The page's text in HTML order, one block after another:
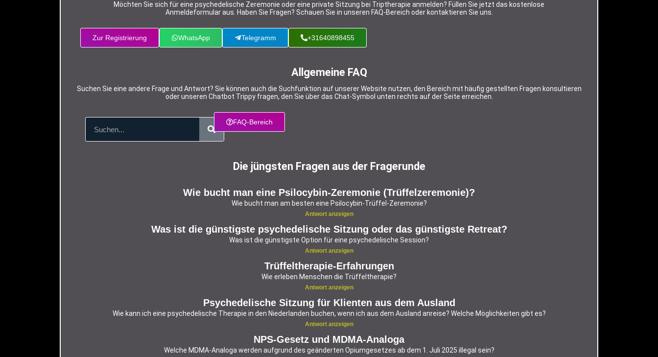
Möchten Sie sich für eine psychedelische Zeremonie oder eine private Sitzung bei Triptherapie anmelden? Füllen Sie jetzt das kostenlose
Anmeldeformular aus. Haben Sie Fragen? Schauen Sie in unseren FAQ-Bereich oder kontaktieren Sie uns.
Zur Registrierung WhatsApp Telegramm +31640898455
Allgemeine FAQ
Suchen Sie eine andere Frage und Antwort? Sie können auch die Suchfunktion auf unserer Website nutzen, den Bereich mit häufig gestellten Fragen konsultieren
oder unseren Chatbot Trippy fragen, den Sie über das Chat-Symbol unten rechts auf der Seite erreichen.
FAQ-Bereich
Die jüngsten Fragen aus der Fragerunde
Wie bucht man eine Psilocybin-Zeremonie (Trüffelzeremonie)?
Wie bucht man am besten eine Psilocybin-Trüffel-Zeremonie?
Antwort anzeigen
Was ist die günstigste psychedelische Sitzung oder das günstigste Retreat?
Was ist die günstigste Option für eine psychedelische Session?
Antwort anzeigen
Trüffeltherapie-Erfahrungen
Wie erleben Menschen die Trüffeltherapie?
Antwort anzeigen
Psychedelische Sitzung für Klienten aus dem Ausland
Wie kann ich eine psychedelische Therapie in den Niederlanden buchen, wenn ich aus dem Ausland anreise? Welche Möglichkeiten gibt es?
Antwort anzeigen
NPS-Gesetz und MDMA-Analoga
Welche MDMA-Analoga werden aufgrund des geänderten Opiumgesetzes ab dem 1. Juli 2025 illegal sein?